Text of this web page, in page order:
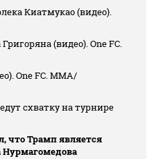
Киатмукао (видео).
(видео). One FC.
One FC. MMA/
схватку на турнире
что Трамп является